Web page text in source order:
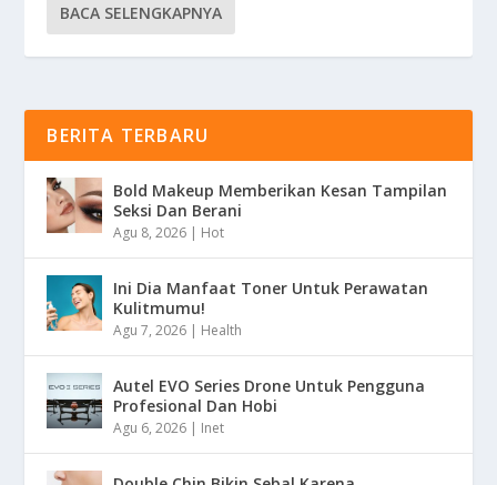
BACA SELENGKAPNYA
BERITA TERBARU
Bold Makeup Memberikan Kesan Tampilan
Seksi Dan Berani
Agu 8, 2026 | Hot
Ini Dia Manfaat Toner Untuk Perawatan
Kulitmumu!
Agu 7, 2026 | Health
Autel EVO Series Drone Untuk Pengguna
Profesional Dan Hobi
Agu 6, 2026 | Inet